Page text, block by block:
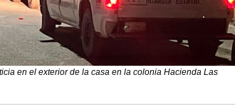
en el exterior de la casa en la colonia Hacienda Las